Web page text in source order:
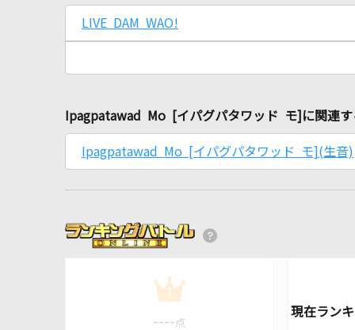
LIVE DAM WAO!
Ipagpatawad Mo [イパグパタワッド モ]に関連す
Ipagpatawad Mo [イパグパタワッド モ](生音)
1
---- 点